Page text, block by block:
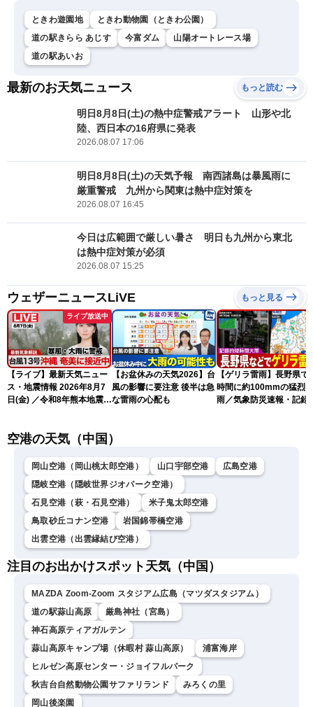
ときわ遊園地
ときわ動物園（ときわ公園）
道の駅きらら あじす
今富ダム
山陽オートレース場
道の駅あいお
最新のお天気ニュース もっと読む
明日8月8日(土)の熱中症警戒アラート 山形や北
陸、西日本の16府県に発表
2026.08.07 17:06
明日8月8日(土)の天気予報 南西諸島は暴風雨に
厳重警戒 九州から関東は熱中症対策を
2026.08.07 16:45
今日は広範囲で厳しい暑さ 明日も九州から東北
は熱中症対策が必須
2026.08.07 15:25
ウェザーニュースLiVE もっと見る
ライブ放送中
【ライブ】最新天気ニュー
ス・地震情報 2026年8月7
日(金) ／令和8年熊本地震情
ーン・駒木結衣／内藤邦
【お盆休みの天気2026】台
風の影響に要注意 後半は急
な雷雨の心配も
【ゲリラ雷雨】長野県で1
時間に約100mmの猛烈な
雨／気象防災速報・記録
空港の天気（中国）
岡山空港（岡山桃太郎空港） 山口宇部空港
広島空港
隠岐空港（隠岐世界ジオパーク空港）
石見空港（萩・石見空港）
米子鬼太郎空港
鳥取砂丘コナン空港
岩国錦帯橋空港
出雲空港（出雲縁結び空港）
注目のお出かけスポット天気（中国）
MAZDA Zoom-Zoom スタジアム広島（マツダスタジアム）
道の駅蒜山高原
厳島神社（宮島）
神石高原ティアガルテン
蒜山高原キャンプ場（休暇村 蒜山高原）
浦富海岸
ヒルゼン高原センター・ジョイフルパーク
秋吉台自然動物公園サファリランド
みろくの里
岡山後楽園